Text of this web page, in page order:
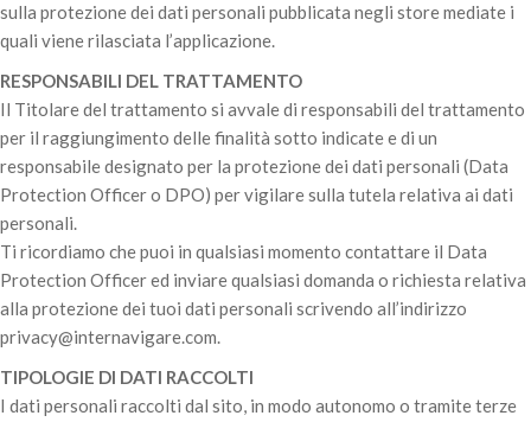
sulla protezione dei dati personali pubblicata negli store mediate i
quali viene rilasciata l’applicazione.
RESPONSABILI DEL TRATTAMENTO
Il Titolare del trattamento si avvale di responsabili del trattamento
per il raggiungimento delle finalità sotto indicate e di un
responsabile designato per la protezione dei dati personali (Data
Protection Officer o DPO) per vigilare sulla tutela relativa ai dati
personali.
Ti ricordiamo che puoi in qualsiasi momento contattare il Data
Protection Officer ed inviare qualsiasi domanda o richiesta relativa
alla protezione dei tuoi dati personali scrivendo all’indirizzo
privacy@internavigare.com.
TIPOLOGIE DI DATI RACCOLTI
I dati personali raccolti dal sito, in modo autonomo o tramite terze